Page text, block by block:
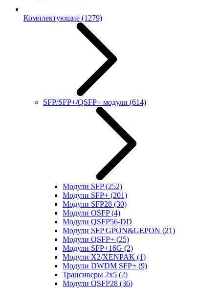
Комплектующие (1279)
SFP/SFP+/QSFP+ модули (614)
Модули SFP(252)
Модули SFP+ (201)
Модули SFP28 (30)
Модули OSFP(4)
Модули QSFP56-DD
Модули SFP GPON&GEPON (21)
Модули QSFP+ (25)
Модули SFP+16G (2)
Модули X2/XENPAK (1)
Модули DWDM SFP+ (9)
Трансиверы 2x5 (2)
Модули QSFP28 (36)